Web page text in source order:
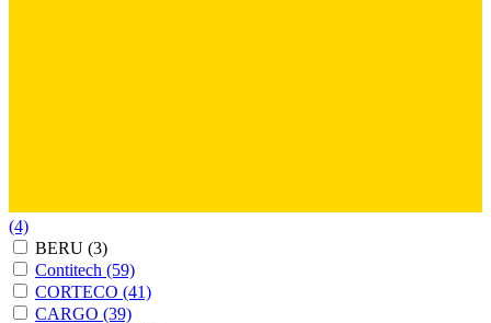
(4)
BERU (3)
Contitech (59)
CORTECO (41)
CARGO (39)